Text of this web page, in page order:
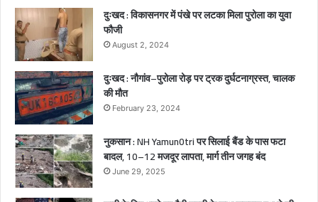
2
च्चे
गं
र
घा
य
ल
दुःखद : विकासनगर में पंखे पर लटका मिला पुरोला का युवा
फौजी
August 2, 2024
दुःखद : नौगांव–पुरोला रोड़ पर ट्रक दुर्घटनाग्रस्त, चालक
की मौत
February 23, 2024
नुकसान : NH Yamun0tri पर सिलाई बैंड के पास फटा
बादल, 10–12 मजदूर लापता, मार्ग तीन जगह बंद
June 29, 2025